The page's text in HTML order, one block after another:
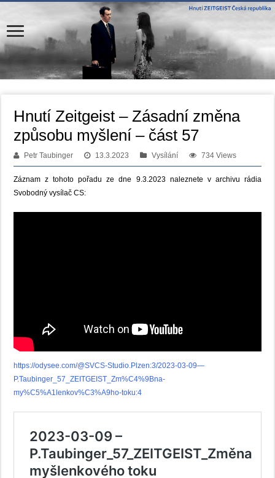
Hnutí Zeitgeist – Zásadní změna
způsobu myšlení – část 57
Petr Taubinger 13.3.2023 Vysílání 734 Views
Záznam z tohoto pořadu ze dne 9.3.2023 naleznete v archivu rádia
Svobodný vysílač CS:
https://odysee.com/@SVCS-Studio.Plzen:3/2023-03-09—
P.Taubinger_57_ZEITGEIST_Zm%C4%9Bna-
my%C5%A1lenkov%C3%A9ho-toku:4